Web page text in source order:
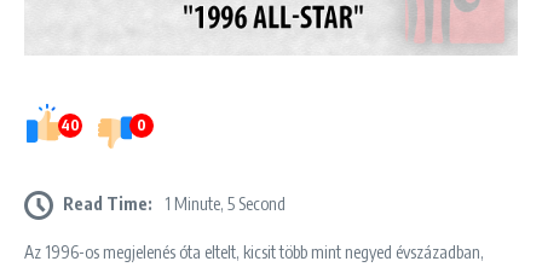
40 0
Read Time: 1 Minute, 5 Second
Az 1996-os megjelenés óta eltelt, kicsit több mint negyed évszázadban,